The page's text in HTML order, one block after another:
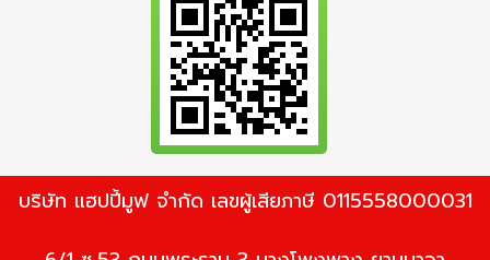
บริษัท แฮปปี้มูฟ จำกัด เลขผู้เสียภาษี 0115558000031